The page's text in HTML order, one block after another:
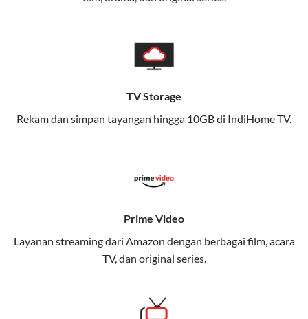
memungkinkan Anda menikmati internet cepat baik
Dengan Telkomsel One, Anda tidak terikat pada satu
teknologi jaringan tertentu, sehingga bisa menikmati
fleksibilitas dan kenyamanan maksimal.
Keunggulan Telkomsel One
streaming, gaming, dan bekerja dari rumah.
Memudahkan Anda dalam mengelola jaringan dan
meningkatkan keamanan.
Bagikan kuota internet hingga 30 GB dengan anggota
TV Storage
Rekam dan simpan tayangan hingga 10GB di IndiHome TV.
Prime Video
Layanan streaming dari Amazon dengan berbagai film, acara
TV, dan original series.